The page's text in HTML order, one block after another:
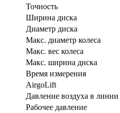
Точность
Ширина диска
Диаметр диска
Макс. диаметр колеса
Макс. вес колеса
Макс. ширина диска
Время измерения
AirgoLift
Давление воздуха в линии
Рабочее давление